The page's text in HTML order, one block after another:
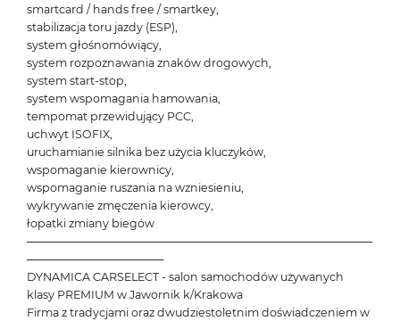
smartcard / hands free / smartkey,
stabilizacja toru jazdy (ESP),
system głośnomówiący,
system rozpoznawania znaków drogowych,
system start-stop,
system wspomagania hamowania,
tempomat przewidujący PCC,
uchwyt ISOFIX,
uruchamianie silnika bez użycia kluczyków,
wspomaganie kierownicy,
wspomaganie ruszania na wzniesieniu,
wykrywanie zmęczenia kierowcy,
łopatki zmiany biegów
───────────────────────────────────────────
─────────────────
DYNAMICA CARSELECT - salon samochodów używanych
klasy PREMIUM w Jawornik k/Krakowa
Firma z tradycjami oraz dwudziestoletnim doświadczeniem w